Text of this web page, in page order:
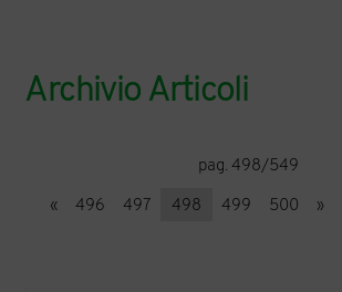
Archivio Articoli
pag. 498/549
« 496 497 498 499 500 »